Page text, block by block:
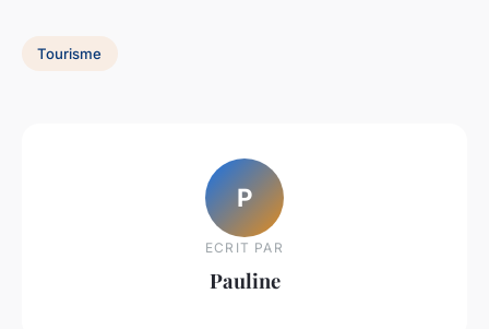
Tourisme
P
ECRIT PAR
Pauline